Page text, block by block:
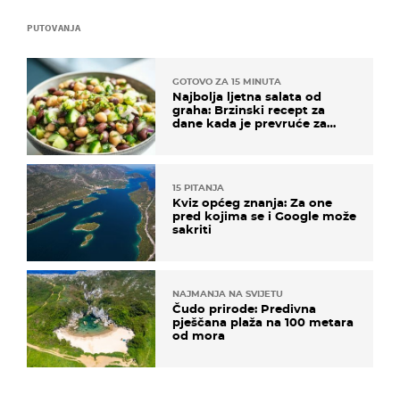
PUTOVANJA
GOTOVO ZA 15 MINUTA
Najbolja ljetna salata od
graha: Brzinski recept za
dane kada je prevruće za
15 PITANJA
Kviz općeg znanja: Za one
pred kojima se i Google može
sakriti
NAJMANJA NA SVIJETU
Čudo prirode: Predivna
pješčana plaža na 100 metara
od mora